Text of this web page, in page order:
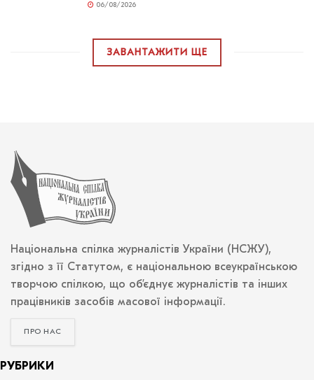
06/08/2026
ЗАВАНТАЖИТИ ЩЕ
Національна спілка журналістів України (НСЖУ),
згідно з її Статутом, є національною всеукраїнською
творчою спілкою, що об’єднує журналістів та інших
працівників засобів масової інформації.
ПРО НАС
РУБРИКИ